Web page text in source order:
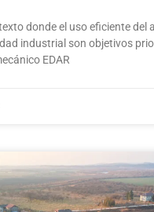
donde el uso eficiente del
industrial son objetivos
EDAR